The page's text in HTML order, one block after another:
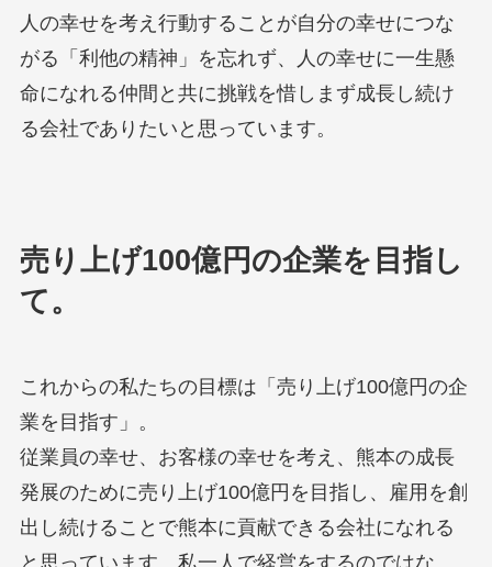
人の幸せを考え行動することが自分の幸せにつな
がる「利他の精神」を忘れず、人の幸せに一生懸
命になれる仲間と共に挑戦を惜しまず成長し続け
る会社でありたいと思っています。
売り上げ100億円の企業を目指し
て。
これからの私たちの目標は「売り上げ100億円の企
業を目指す」。
従業員の幸せ、お客様の幸せを考え、熊本の成長
発展のために売り上げ100億円を目指し、雇用を創
出し続けることで熊本に貢献できる会社になれる
と思っています。私一人で経営をするのではな